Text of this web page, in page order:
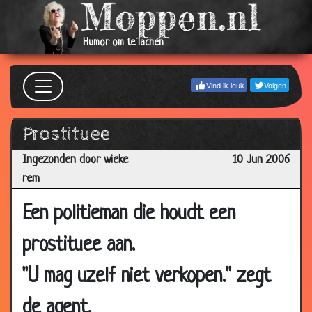
Humor om te lachen
Vind ik leuk Volgen
Prostituee
Ingezonden door wieke
rem
10 Jun 2006
Een politieman die houdt een
prostituee aan.
"U mag uzelf niet verkopen." zegt
19 Jul
2006
Vrachtwagen
17 Jul
2006
Griekse les 2.99
12 Jul
11 Jul
2006
Wilde stier
09 Jul
09 Jul
Egels
06 Jul
2006
03 Jul
Russisch Rokje